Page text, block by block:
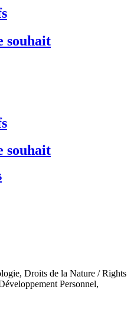
sujet du loup qui revient au
provençales.
souhait
souhait
Droits de la Nature / Rights
Personnel,